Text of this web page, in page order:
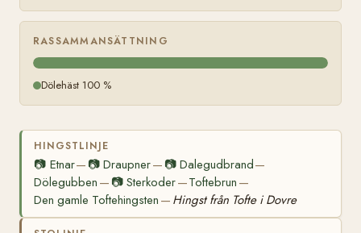
RASSAMMANSÄTTNING
Dölehäst 100 %
HINGSTLINJE
📷 Etnar— 📷Draupner— 📷 Dalegudbrand—
Dölegubben — 📷Sterkoder—Toftebrun —
Den gamle Toftehingsten — Hingst från Tofte i Dovre